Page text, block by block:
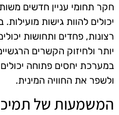
חקר תחומי עניין חדשים
יכולים להוות גישות
רצונות, פחדים ותחושות
יותר ולחיזוק הקשרים
במערכת יחסים פתוחה
ולשפר את החוויה המינית.
המשמעות של